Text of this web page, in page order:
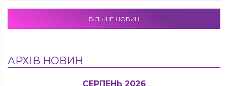
БІЛЬШЕ НОВИН
АРХІВ НОВИН
СЕРПЕНЬ 2026